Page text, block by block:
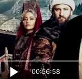
00:56:58